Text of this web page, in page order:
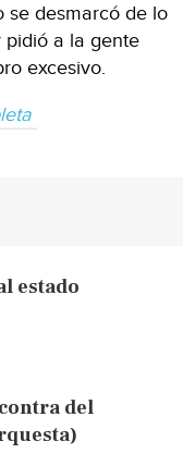
se desmarcó de lo
a la gente
excesivo.
estado
del